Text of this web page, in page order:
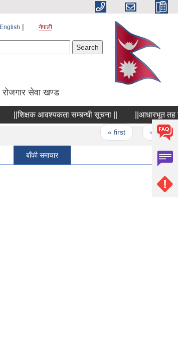
English नेपाली
रोजगार सेवा खण्ड
||शिक्षक आवश्यकता सम्बन्धी सूचना || ||आधारभूत तह
« first ‹ previous
बाँकी समाचार